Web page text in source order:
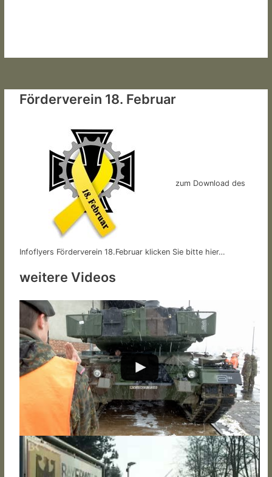
Förderverein 18. Februar
zum Download des
Infoflyers Förderverein 18.Februar klicken Sie bitte hier…
weitere Videos